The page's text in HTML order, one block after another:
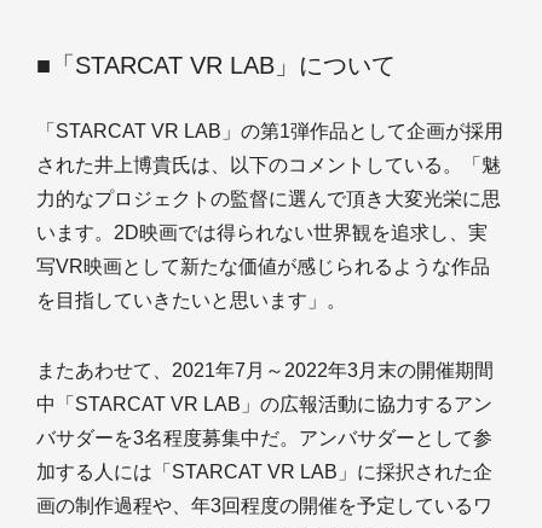
■「STARCAT VR LAB」について
「STARCAT VR LAB」の第1弾作品として企画が採用
された井上博貴氏は、以下のコメントしている。「魅
力的なプロジェクトの監督に選んで頂き大変光栄に思
います。2D映画では得られない世界観を追求し、実
写VR映画として新たな価値が感じられるような作品
を目指していきたいと思います」。
またあわせて、2021年7月～2022年3月末の開催期間
中「STARCAT VR LAB」の広報活動に協力するアン
バサダーを3名程度募集中だ。アンバサダーとして参
加する人には「STARCAT VR LAB」に採択された企
画の制作過程や、年3回程度の開催を予定しているワ